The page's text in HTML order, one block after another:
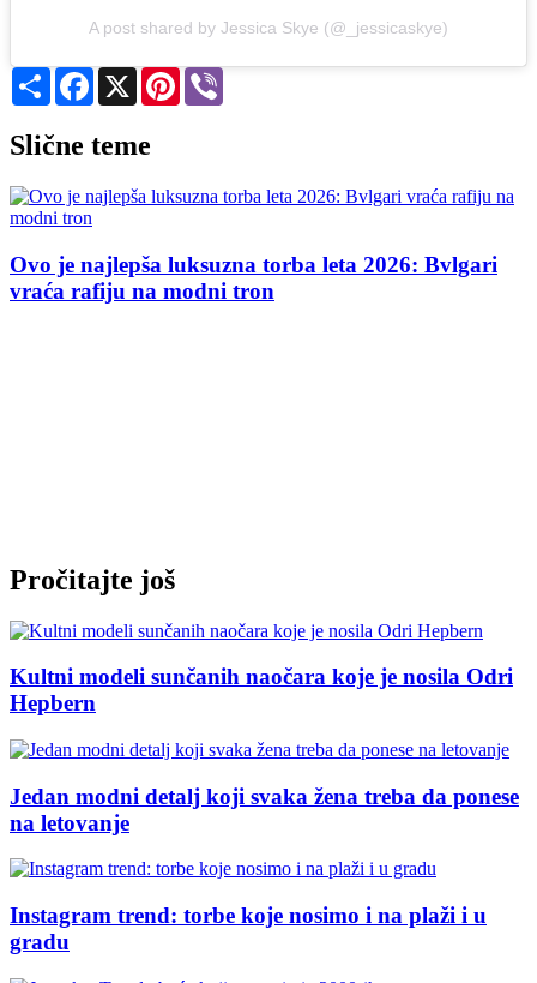
A post shared by Jessica Skye (@_jessicaskye)
Share Facebook
X Pinterest
Slične teme
Ovo je najlepša luksuzna torba leta 2026: Bvlgari
vraća rafiju na modni tron
Pročitajte još
Kultni modeli sunčanih naočara koje je nosila Odri
Hepbern
Jedan modni detalj koji svaka žena treba da ponese
na letovanje
Instagram trend: torbe koje nosimo i na plaži i u
gradu